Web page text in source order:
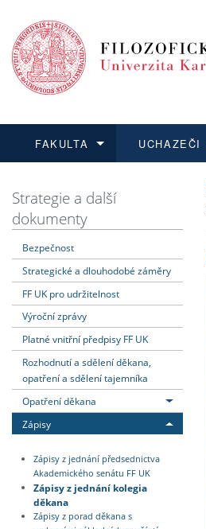
FAKULTA
Dozvědět se více
UCHAZEČI
Podat přihlášku
Dozvědět se více
Dozvědět se více
Dozvědět se více
Strategie a další
dokumenty
Bezpečnost
Strategické a dlouhodobé záměry
FF UK pro udržitelnost
Výroční zprávy
Platné vnitřní předpisy FF UK
Rozhodnutí a sdělení děkana,
opatření a sdělení tajemníka
Opatření děkana
Zápisy
Zápisy z jednání předsednictva
Akademického senátu FF UK
Zápisy z jednání kolegia
děkana
Zápisy z porad děkana s